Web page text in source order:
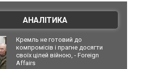
АНАЛІТИКА
Кремль не готовий до
компромісів і прагне досягти
своїх цілей війною, - Foreign
Affairs